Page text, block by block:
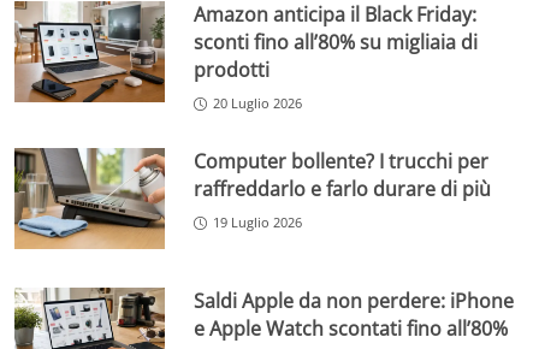
Amazon anticipa il Black Friday:
sconti fino all’80% su migliaia di
prodotti
20 Luglio 2026
Computer bollente? I trucchi per
raffreddarlo e farlo durare di più
19 Luglio 2026
Saldi Apple da non perdere: iPhone
e Apple Watch scontati fino all’80%